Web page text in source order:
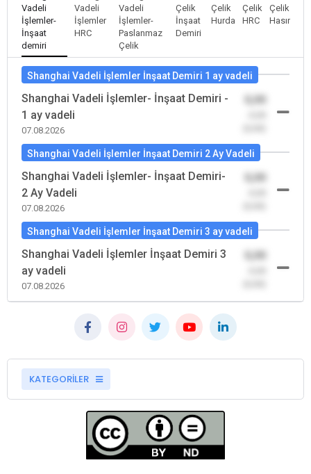
Vadeli
İşlemler-
İnşaat
demiri
Vadeli
İşlemler
HRC
Vadeli
İşlemler-
Paslanmaz
Çelik
Çelik
İnşaat
Demiri
Çelik
Hurda
Çelik
HRC
Çelik
Hasır
Shanghai Vadeli İşlemler İnşaat Demiri 1 ay vadeli
Shanghai Vadeli İşlemler- İnşaat Demiri -
1 ay vadeli
07.08.2026
Shanghai Vadeli İşlemler İnşaat Demiri 2 Ay Vadeli
Shanghai Vadeli İşlemler- İnşaat Demiri-
2 Ay Vadeli
07.08.2026
Shanghai Vadeli İşlemler İnşaat Demiri 3 ay vadeli
Shanghai Vadeli İşlemler İnşaat Demiri 3
ay vadeli
07.08.2026
KATEGORİLER